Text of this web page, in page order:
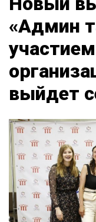
«Админ
выйдет